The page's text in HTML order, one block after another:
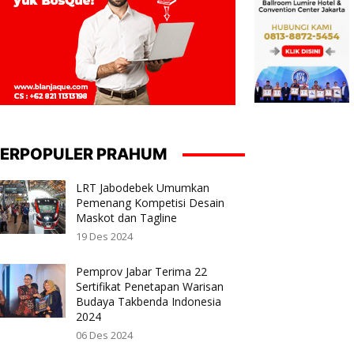
PRAHUM
LRT Jabodebek Umumkan
Pemenang Kompetisi Desain
Maskot dan Tagline
19 Des 2024
Pemprov Jabar Terima 22
Sertifikat Penetapan Warisan
Budaya Takbenda Indonesia
2024
06 Des 2024